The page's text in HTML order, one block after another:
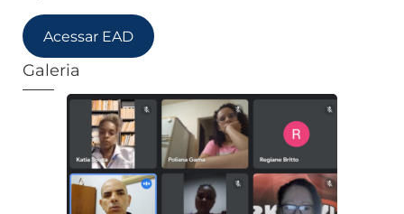
Acessar EAD
Galeria